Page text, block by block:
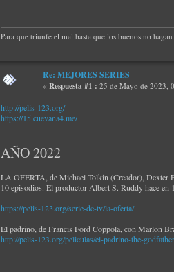
Para que triunfe el mal basta que los buenos no
Re: MEJORES SERIES
« Respuesta #1 : 25 de Mayo de 2023,
http://pelis-123.org/
https://15.cuevana4.me/
AÑO 2022
LA OFERTA, de Michael Tolkin (Creador), Dexter
10 episodios. El productor Albert S. Ruddy hace
https://pelis-123.org/serie-de-tv/la-oferta/
El padrino, de Francis Ford Coppola, con Marlon
http://pelis-123.org/peliculas/el-padrino-the-